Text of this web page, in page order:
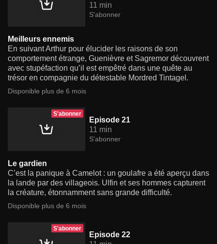
11 min
S'abonner
Meilleurs ennemis
En suivant Arthur pour élucider les raisons de son
comportement étrange, Guenièvre et Sagremor découvrent
avec stupéfaction qu’il est empêtré dans une quête au
trésor en compagnie du détestable Mordred Tintagel.
Disponible plus de 6 mois
S'abonner
Episode 21
11 min
S'abonner
Le gardien
C’est la panique à Camelot : un goulafre a été aperçu dans
la lande par des villageois. Ulfin et ses hommes capturent
la créature, étonnamment sans grande difficulté.
Disponible plus de 6 mois
S'abonner
Episode 22